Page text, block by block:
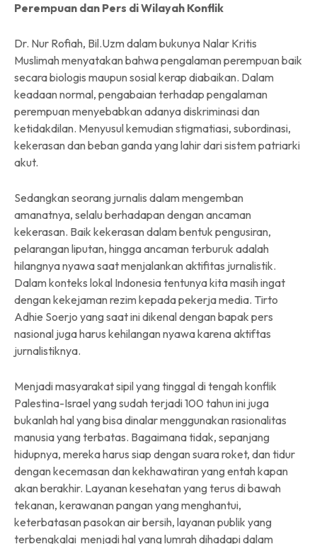
Perempuan dan Pers di Wilayah Konflik
Dr. Nur Rofiah, Bil.Uzm dalam bukunya Nalar Kritis
Muslimah menyatakan bahwa pengalaman perempuan baik
secara biologis maupun sosial kerap diabaikan. Dalam
keadaan normal, pengabaian terhadap pengalaman
perempuan menyebabkan adanya diskriminasi dan
ketidakdilan. Menyusul kemudian stigmatiasi, subordinasi,
kekerasan dan beban ganda yang lahir dari sistem patriarki
akut.
Sedangkan seorang jurnalis dalam mengemban
amanatnya, selalu berhadapan dengan ancaman
kekerasan. Baik kekerasan dalam bentuk pengusiran,
pelarangan liputan, hingga ancaman terburuk adalah
hilangnya nyawa saat menjalankan aktifitas jurnalistik.
Dalam konteks lokal Indonesia tentunya kita masih ingat
dengan kekejaman rezim kepada pekerja media. Tirto
Adhie Soerjo yang saat ini dikenal dengan bapak pers
nasional juga harus kehilangan nyawa karena aktiftas
jurnalistiknya.
Menjadi masyarakat sipil yang tinggal di tengah konflik
Palestina-Israel yang sudah terjadi 100 tahun ini juga
bukanlah hal yang bisa dinalar menggunakan rasionalitas
manusia yang terbatas. Bagaimana tidak, sepanjang
hidupnya, mereka harus siap dengan suara roket, dan tidur
dengan kecemasan dan kekhawatiran yang entah kapan
akan berakhir. Layanan kesehatan yang terus di bawah
tekanan, kerawanan pangan yang menghantui,
keterbatasan pasokan air bersih, layanan publik yang
terbengkalai menjadi hal yang lumrah dihadapi dalam